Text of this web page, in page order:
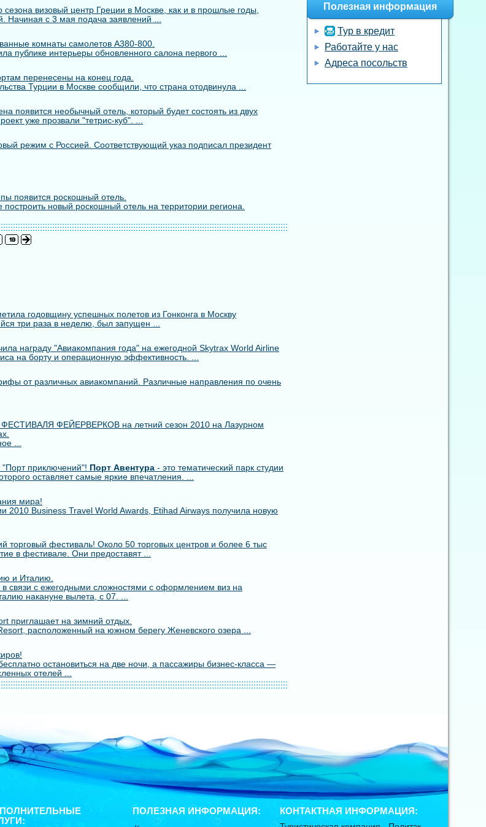
визовый центр Греции в Москве, как и в прошлые годы,
Начиная с 3 мая подача заявлений ...
комнаты самолетов A380-800.
публике интерьеры обновленного салона первого ...
перенесены на конец года.
Турции в Москве сообщили, что страна отодвинула ...
появится необычный отель, который будет состоять из двух
уже прозвали "тетрис-куб". ...
режим с Россией. Соответствующий указ подписал президент
появится роскошный отель.
новый роскошный отель на территории региона.
годовщину успешных полетов из Гонконга в Москву
три раза в неделю, был запущен ...
награду "Авиакомпания года" на ежегодной Skytrax World Airline
на борту и операционную эффективность. ...
от различных авиакомпаний. Различные направления по очень
ФЕСТИВАЛЯ ФЕЙЕРВЕРКОВ на летний сезон 2010 на Лазурном
...
приключений"! Порт Авентура - это тематический парк студии
оставляет самые яркие впечатления. ...
мира!
Business Travel World Awards, Etihad Airways получила новую
торговый фестиваль! Около 50 торговых центров и более 6 тыс
в фестивале. Они предоставят ...
и Италию.
связи с ежегодными сложностями с оформлением виз на
накануне вылета, с 07. ...
приглашает на зимний отдых.
расположенный на южном берегу Женевского озера ...
остановиться на две ночи, а пассажиры бизнес-класса —
отелей ...
Полезная информация
Тур в кредит
Работайте у нас
Адреса посольств
ПОЛЕЗНАЯ ИНФОРМАЦИЯ: КОНТАКТНАЯ ИНФОРМАЦИЯ: